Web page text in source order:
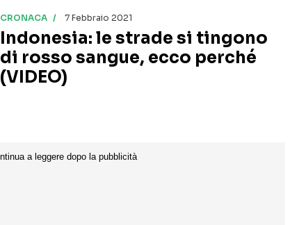
CRONACA 7 Febbraio 2021
Indonesia: le strade si tingono
di rosso sangue, ecco perché
(VIDEO)